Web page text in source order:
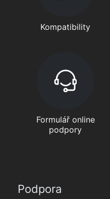
Kompatibility
Formulář online
podpory
Podpora